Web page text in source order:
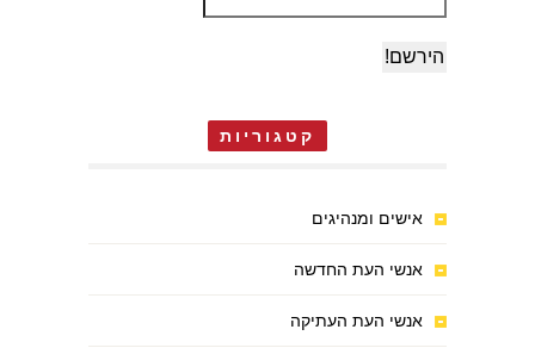
קטגוריות
אישים ומנהיגים
אנשי העת החדשה
אנשי העת העתיקה